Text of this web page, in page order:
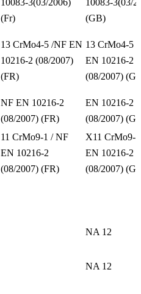
(Fr)
(GB)
13 CrMo4-5 /NF EN
10216-2 (08/2007)
(FR)
13 CrMo4-5 /
EN 10216-2
(08/2007)
NF EN 10216-2
(08/2007) (FR)
EN 10216-2
(08/2007)
11 CrMo9-1 / NF
EN 10216-2
(08/2007) (FR)
X11 CrMo9-
EN 10216-2
(08/2007)
NA 12
NA 12